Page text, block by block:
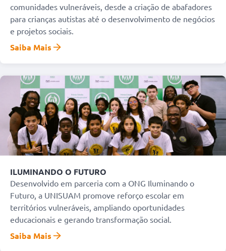
comunidades vulneráveis, desde a criação de abafadores
para crianças autistas até o desenvolvimento de negócios
e projetos sociais.
Saiba Mais
ILUMINANDO O FUTURO
Desenvolvido em parceria com a ONG Iluminando o
Futuro, a UNISUAM promove reforço escolar em
territórios vulneráveis, ampliando oportunidades
educacionais e gerando transformação social.
Saiba Mais